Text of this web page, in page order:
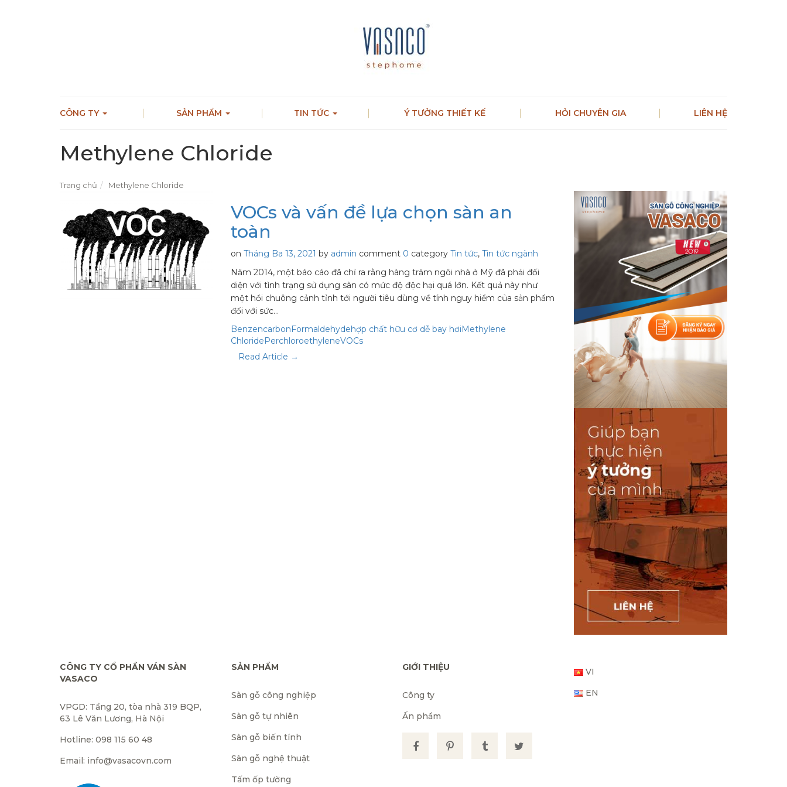
CÔNG TY SẢN PHẨM TIN TỨC Ý TƯỞNG THIẾT KẾ HỎI CHUYÊN GIA LIÊN HỆ
Methylene Chloride
Trang chủ Methylene Chloride
VOCs và vấn đề lựa chọn sàn an
toàn
onTháng Ba 13, 2021 by admin comment 0 categoryTin tức,Tin tức ngành
Năm 2014, một báo cáo đã chỉ ra rằng hàng trăm ngôi nhà ở Mỹ đã phải đối
diện với tình trạng sử dụng sàn có mức độ độc hại quá lớn. Kết quả này như
một hồi chuông cảnh tỉnh tới người tiêu dùng về tính nguy hiểm của sản phẩm
đối với sức…
BenzencarbonFormaldehydehợp chất hữu cơ dễ bay hơiMethylene
ChloridePerchloroethyleneVOCs
Read Article →
CÔNG TY CỔ PHẦN VÁN SÀN
VASACO
VPGD: Tầng 20, tòa nhà 319 BQP,
63 Lê Văn Lương, Hà Nội
Hotline: 098 115 60 48
Email: info@vasacovn.com
SẢN PHẨM
Sàn gỗ công nghiệp
Sàn gỗ tự nhiên
Sàn gỗ biến tính
Sàn gỗ nghệ thuật
Tấm ốp tường
GIỚI THIỆU
Công ty
Ấn phẩm
VI
EN